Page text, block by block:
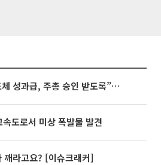
김정관 장관 “반도체 성과급, 주총 승인 받도록”…상법·자본시장법 개정 시사
도로서 미상 폭발물 발견
깨라고요? [이슈크래커]